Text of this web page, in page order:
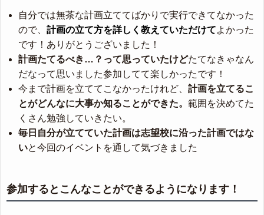
自分では無茶な計画立ててばかりで実行できてなかった
ので、 計画の立て方を詳しく教えていただけてよかった
です！ありがとうございました！
計画たてるべき…？って思っていたけどたてなきゃなん
だなって思いました参加してて楽しかったです！
今まで計画を立ててこなかったけれど、 計画を立てるこ
とがどんなに大事か知ることができた。 範囲を決めてた
くさん勉強していきたい。
毎日自分が立てていた計画は志望校に沿った計画ではな
いと今回のイベントを通して気づきました
参加するとこんなことができるようになります！